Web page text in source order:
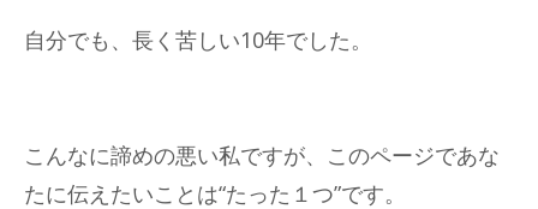
自分でも、長く苦しい10年でした。
こんなに諦めの悪い私ですが、このページであな
たに伝えたいことは“たった１つ”です。